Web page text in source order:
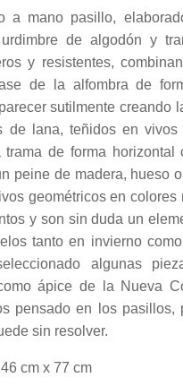
a mano pasillo,
urdimbre de algodón y
y resistentes,
de la alfombra de
sutilmente creando
de lana, teñidos en vivos
trama de forma horizontal
peine de madera, hueso
geométricos en colores
y son sin duda un
tanto en invierno
algunas
ápice de la Nueva
pensado en los pasillos,
sin resolver.
cm x 77 cm